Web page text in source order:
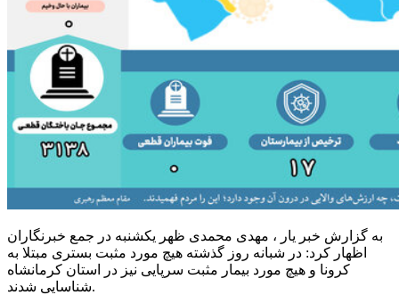
به گزارش خبر یار ، مهدی محمدی ظهر یکشنبه در جمع خبرنگاران
اظهار کرد: در شبانه روز گذشته هیچ مورد مثبت بستری مبتلا به
کرونا و هیچ مورد بیمار مثبت سرپایی نیز در استان کرمانشاه
شناسایی شدند.